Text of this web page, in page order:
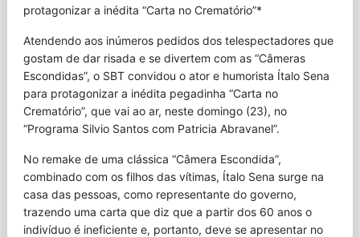
protagonizar a inédita “Carta no Crematório”*
Atendendo aos inúmeros pedidos dos telespectadores que
gostam de dar risada e se divertem com as “Câmeras
Escondidas”, o SBT convidou o ator e humorista Ítalo Sena
para protagonizar a inédita pegadinha “Carta no
Crematório”, que vai ao ar, neste domingo (23), no
“Programa Silvio Santos com Patricia Abravanel”.
No remake de uma clássica “Câmera Escondida”,
combinado com os filhos das vítimas, Ítalo Sena surge na
casa das pessoas, como representante do governo,
trazendo uma carta que diz que a partir dos 60 anos o
indivíduo é ineficiente e, portanto, deve se apresentar no